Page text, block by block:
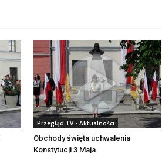
Przegląd TV - Aktualności
Obchody święta uchwalenia
Konstytucji 3 Maja